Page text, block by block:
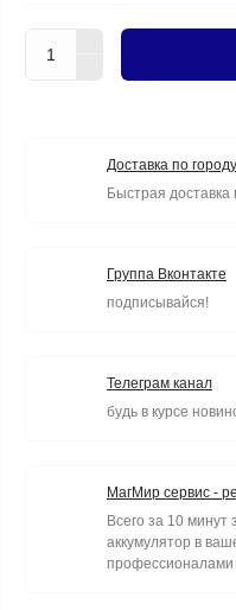
Доставка по городу
Быстрая доставка
Группа Вконтакте
подписывайся!
Телеграм канал
будь в курсе
МагМир сервис -
Всего за 10 минут
аккумулятор в
профессионалами